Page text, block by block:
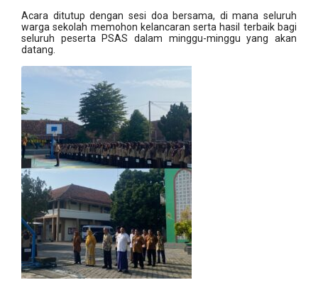
Acara ditutup dengan sesi doa bersama, di mana seluruh
warga sekolah memohon kelancaran serta hasil terbaik bagi
seluruh peserta PSAS dalam minggu-minggu yang akan
datang.